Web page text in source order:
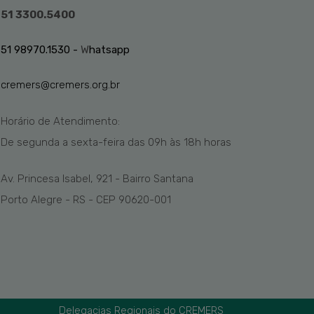
51 3300.5400
51 98970.1530 - Whatsapp
cremers@cremers.org.br
Horário de Atendimento:
De segunda a sexta-feira das 09h às 18h horas
Av. Princesa Isabel, 921 - Bairro Santana
Porto Alegre - RS - CEP 90620-001
Delegacias Regionais do CREMERS